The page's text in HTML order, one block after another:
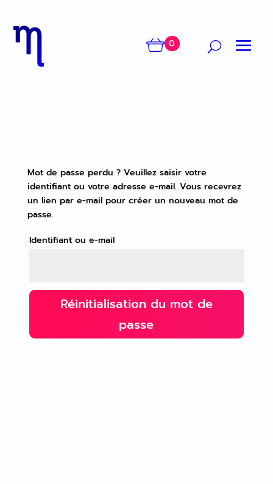
0
Mot de passe perdu ? Veuillez saisir votre
identifiant ou votre adresse e-mail. Vous recevrez
un lien par e-mail pour créer un nouveau mot de
passe.
Identifiant ou e-mail
Réinitialisation du mot de
passe